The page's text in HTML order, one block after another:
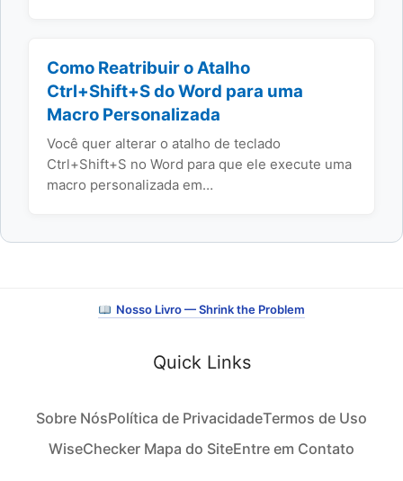
Como Reatribuir o Atalho
Ctrl+Shift+S do Word para uma
Macro Personalizada
Você quer alterar o atalho de teclado
Ctrl+Shift+S no Word para que ele execute uma
macro personalizada em…
Nosso Livro — Shrink the Problem
Quick Links
Sobre NósPolítica de PrivacidadeTermos de Uso
WiseChecker Mapa do SiteEntre em Contato